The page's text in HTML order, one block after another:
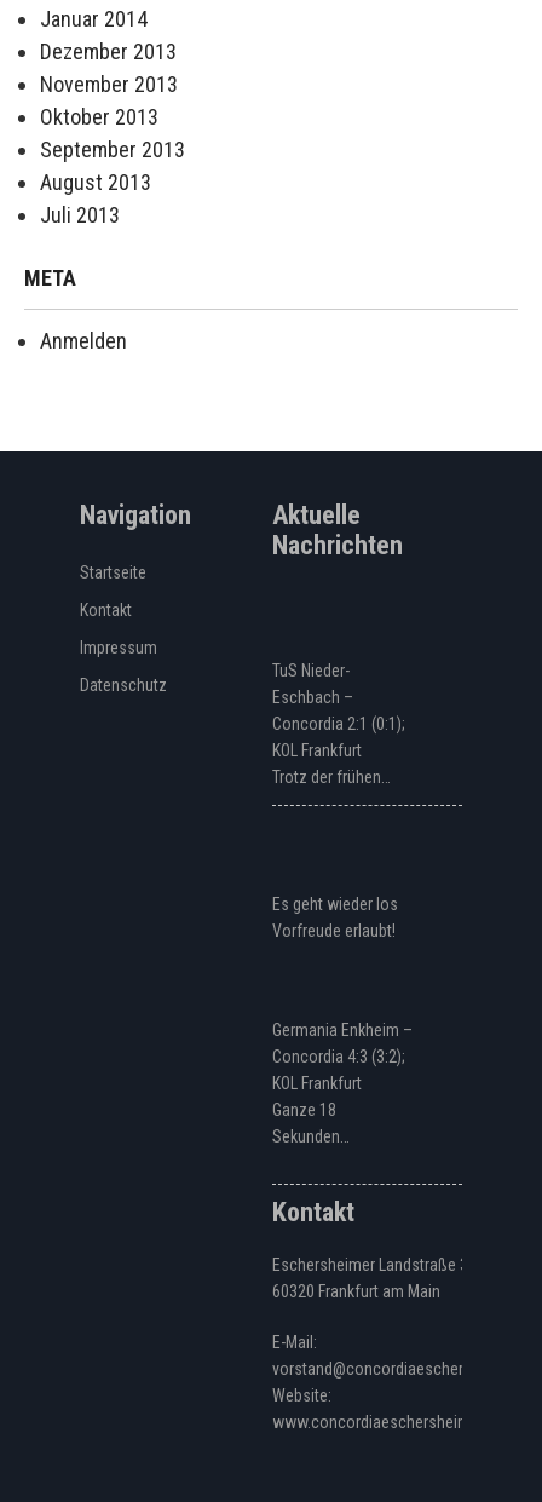
Januar 2014
Dezember 2013
November 2013
Oktober 2013
September 2013
August 2013
Juli 2013
META
Anmelden
Navigation
Startseite
Kontakt
Impressum
Datenschutz
Aktuelle
Nachrichten
TuS Nieder-
Eschbach –
Concordia 2:1 (0:1);
KOL Frankfurt
Trotz der frühen…
Es geht wieder los
Vorfreude erlaubt!
Germania Enkheim –
Concordia 4:3 (3:2);
KOL Frankfurt
Ganze 18
Sekunden…
Kontakt
Eschersheimer Landstraße 328
60320 Frankfurt am Main
E-Mail:
vorstand@concordiaeschersheim.de
Website:
www.concordiaeschersheim.de